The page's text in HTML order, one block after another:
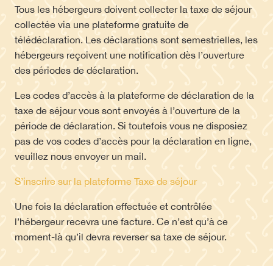
Tous les hébergeurs doivent collecter la taxe de séjour
collectée via une plateforme gratuite de
télédéclaration. Les déclarations sont semestrielles, les
hébergeurs reçoivent une notification dès l’ouverture
des périodes de déclaration.
Les codes d’accès à la plateforme de déclaration de la
taxe de séjour vous sont envoyés à l’ouverture de la
période de déclaration. Si toutefois vous ne disposiez
pas de vos codes d’accès pour la déclaration en ligne,
veuillez nous envoyer un mail.
S’inscrire sur la plateforme Taxe de séjour
Une fois la déclaration effectuée et contrôlée
l’hébergeur recevra une facture. Ce n’est qu’à ce
moment-là qu’il devra reverser sa taxe de séjour.